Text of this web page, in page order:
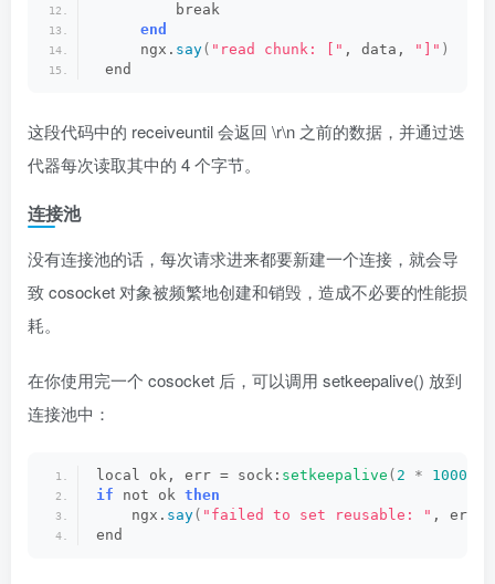
         break
end
     ngx.
say( "read chunk: [" , data, "]" )
end
这段代码中的 receiveuntil 会返回 \r\n 之前的数据，并通过迭
代器每次读取其中的 4 个字节。
连接池
没有连接池的话，每次请求进来都要新建一个连接，就会导
致 cosocket 对象被频繁地创建和销毁，造成不必要的性能损
耗。
在你使用完一个 cosocket 后，可以调用 setkeepalive() 放到
连接池中：
local ok, err = sock: setkeepalive ( 2 * 1000
if not ok then
    ngx.
say( "failed to set reusable: " , err
end